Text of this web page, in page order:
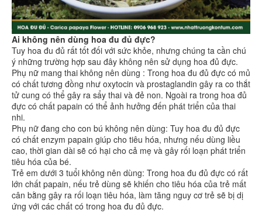
Ai không nên dùng hoa đu đủ đực?
Tuy hoa đu đủ rất tốt đối với sức khỏe, nhưng chúng ta cần chú
ý những trường hợp sau đây không nên sử dụng hoa đủ đực.
Phụ nữ mang thai không nên dùng : Trong hoa đu đủ đực có mủ
có chất tương đồng như oxytocin và prostaglandin gây ra co thắt
tử cung có thể gây ra sẩy thai và đẻ non. Ngoài ra trong hoa đủ
đực có chất papain có thể ảnh hưởng đến phát triển của thai
nhi.
Phụ nữ đang cho con bú không nên dùng: Tuy hoa đu đủ đực
có chất enzym papain giúp cho tiêu hóa, nhưng nếu dùng liều
cao, thời gian dài sẽ có hại cho cả mẹ và gây rối loạn phát triển
tiêu hóa của bé.
Trẻ em dưới 3 tuổi không nên dùng: Trong hoa đu đủ đực có rất
lớn chất papain, nếu trẻ dùng sẽ khiến cho tiêu hóa của trẻ mất
cân bằng gây ra rối loạn tiêu hóa, làm tăng nguy cơ trẻ sẽ bị dị
ứng với các chất có trong hoa đu đủ đực.